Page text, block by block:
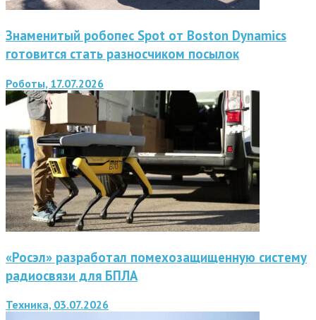
Знаменитый робопес Spot от Boston Dynamics
готовится стать разносчиком посылок
Роботы, 17.07.2026
«Росэл» разработал помехозащищенную систему
радиосвязи для БПЛА
Техника, 03.07.2026